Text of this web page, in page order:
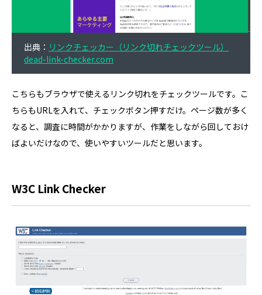
出典： リンクチェッカー（リンク切れチェックツール）
dead-link-checker.com
こちらもブラウザで使えるリンク切れをチェックツールです。こ
ちらもURLを入れて、チェックボタン押すだけ。ページ数が多く
なると、調査に時間がかかりますが、作業をしながら回しておけ
ばよいだけなので、使いやすいツールだと思います。
W3C Link Checker